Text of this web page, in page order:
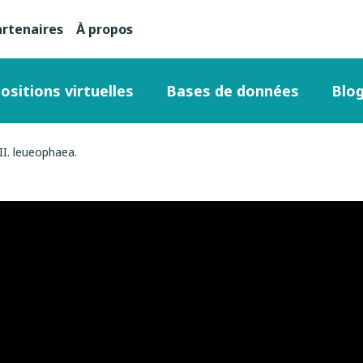
À propos
virtuelles Bases de données Blog
leueophaea.